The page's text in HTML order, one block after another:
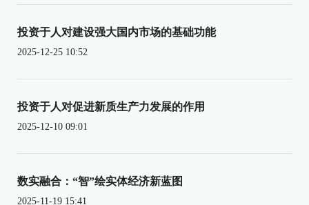
投资于人对建设强大国内市场的基础功能
2025-12-25 10:52
投资于人对促进新质生产力发展的作用
2025-12-10 09:01
数实融合：“智”绘实体经济新蓝图
2025-11-19 15:41